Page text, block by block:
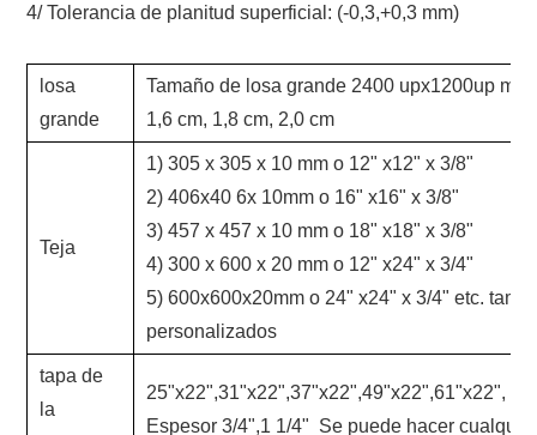
4/ Tolerancia de planitud superficial: (-0,3,+0,3 mm)
losa
grande
Tamaño de losa grande 2400 upx1200up
1,6 cm, 1,8 cm, 2,0 cm
Teja
1) 305 x 305 x 10 mm o 12" x12" x 3/8"
2) 406x40 6x 10mm o 16" x16" x 3/8"
3) 457 x 457 x 10 mm o 18" x18" x 3/8"
4) 300 x 600 x 20 mm o 12" x24" x 3/4"
5) 600x600x20mm o 24" x24" x 3/4" etc.
personalizados
tapa de
la
25"x22",31"x22",37"x22",49"x22",61"x22",
Espesor 3/4",1 1/4" Se puede hacer